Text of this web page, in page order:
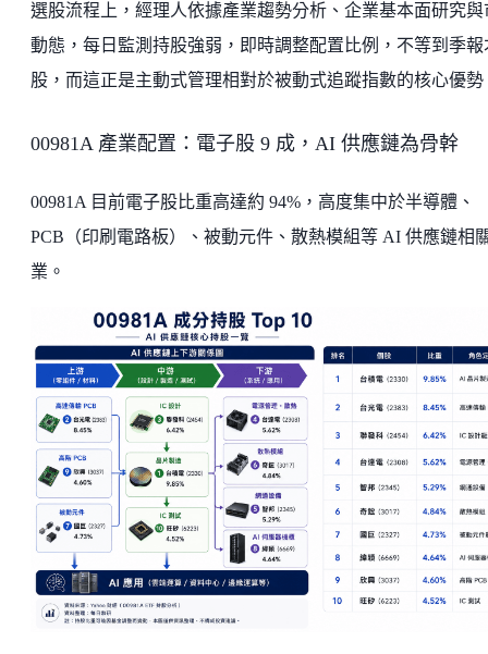
選股流程上，經理人依據產業趨勢分析、企業基本面研究與
動態，每日監測持股強弱，即時調整配置比例，不等到季報
股，而這正是主動式管理相對於被動式追蹤指數的核心優勢
00981A 產業配置：電子股 9 成，AI 供應鏈為骨幹
00981A 目前電子股比重高達約 94%，高度集中於半導體、
PCB（印刷電路板）、被動元件、散熱模組等 AI 供應鏈相
業。